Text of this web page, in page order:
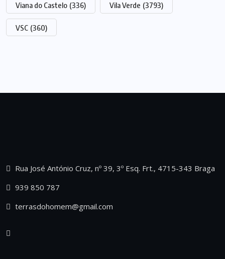
Viana do Castelo (336) Vila Verde (3793)
VSC (360)
Rua José António Cruz, nº 39, 3º Esq. Frt., 4715-343 Braga
939 850 787
terrasdohomem@gmail.com